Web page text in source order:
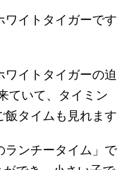
ワイトタイガーです
イトタイガーの迫
ていて、タイミン
飯タイムも見れます
ランチータイム」で